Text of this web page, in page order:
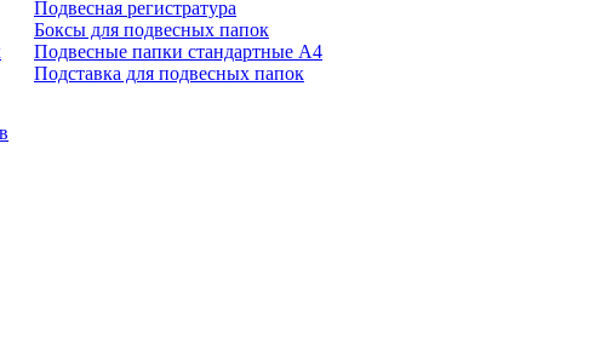
Подвесная регистратура
Боксы для подвесных папок
Подвесные папки стандартные А4
Подставка для подвесных папок